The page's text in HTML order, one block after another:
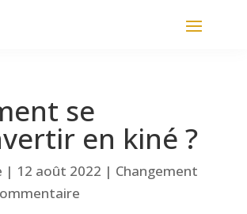
se
en kiné ?
| 12 août 2022 | Changement